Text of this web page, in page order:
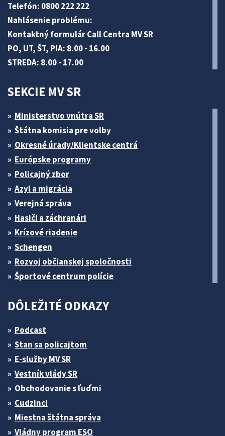
Telefón: 0800 222 222
Nahlásenie problému:
Kontaktný formulár Call Centra MV SR
PO, UT, ŠT, PIA: 8.00 - 16.00
STREDA: 8.00 - 17.00
SEKCIE MV SR
Ministerstvo vnútra SR
Štátna komisia pre volby
Okresné úrady/Klientske centrá
Európske programy
Policajný zbor
Azyl a migrácia
Verejná správa
Hasiči a záchranári
Krízové riadenie
Schengen
Rozvoj občianskej spoločnosti
Športové centrum polície
DÔLEŽITÉ ODKAZY
Podcast
Stan sa policajtom
E-služby MV SR
Vestník vlády SR
Obchodovanie s ľuďmi
Cudzinci
Miestna štátna správa
Vládny program ESO